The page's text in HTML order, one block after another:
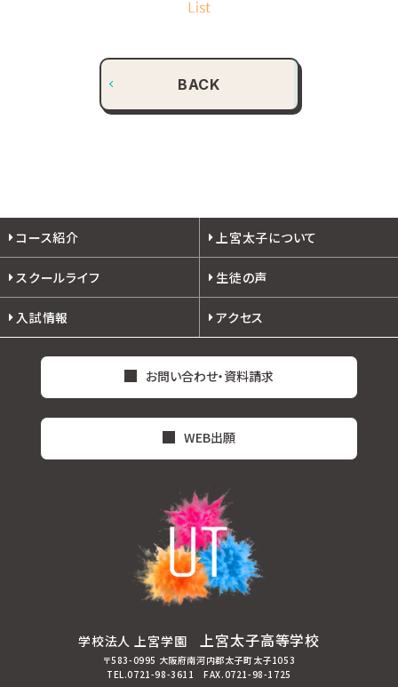
BACK
コース紹介 上宮太子について
スクールライフ 生徒の声
入試情報 アクセス
お問い合わせ・資料請求
WEB出願
学校法人 上宮学園 上宮太子高等学校
〒583-0995 大阪府南河内郡太子町太子1053
TEL.0721-98-3611 FAX.0721-98-1725